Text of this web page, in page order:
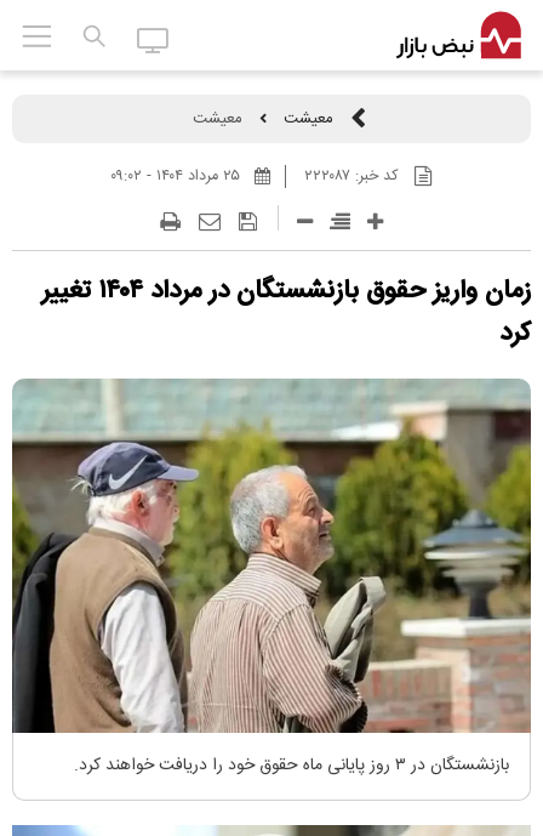
معیشت معیشت
کد خبر: ۲۲۲۰۸۷
زمان واریز حقوق بازنشستگان در مرداد ۱۴۰۴ تغییر
کرد
بازنشستگان در ۳ روز پایانی ماه حقوق خود را دریافت خواهند کرد.